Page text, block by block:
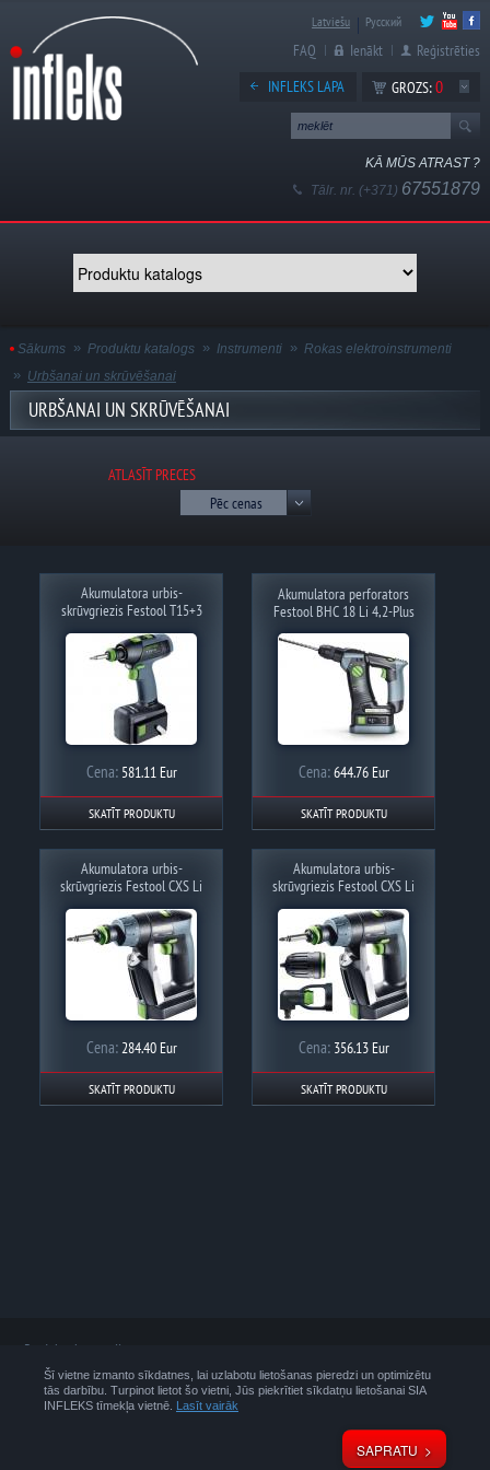
Šī vietne izmanto sīkdatnes, lai uzlabotu lietošanas pieredzi un optimizētu
tās darbību. Turpinot lietot šo vietni, Jūs piekrītiet sīkdatņu lietošanai SIA
INFLEKS tīmekļa vietnē. Lasīt vairāk
SAPRATU
Latviešu Русский
FAQ Ienākt
Reģistrēties
INFLEKS LAPA
GROZS:0
KĀ MŪS ATRAST ?
Tālr. nr. (+371) 67551879
Sākums Produktu katalogs Instrumenti
Rokas elektroinstrumenti
Urbšanai un skrūvēšanai
URBŠANAI UN SKRŪVĒŠANAI
ATLASĪT PRECES
Pēc cenas
Akumulatora urbis-
skrūvgriezis Festool T15+3
Cena: 581.11 Eur
SKATĪT PRODUKTU
Akumulatora perforators
Festool BHC 18 Li 4,2-Plus
Cena:644.76 Eur
SKATĪT PRODUKTU
Akumulatora urbis-
skrūvgriezis Festool CXS Li
Cena: 284.40 Eur
SKATĪT PRODUKTU
Akumulatora urbis-
skrūvgriezis Festool CXS Li
Cena: 356.13 Eur
SKATĪT PRODUKTU
Produktu kategorijas
Instrumenti
Iekārtas
Tehniskie šķidrumi un